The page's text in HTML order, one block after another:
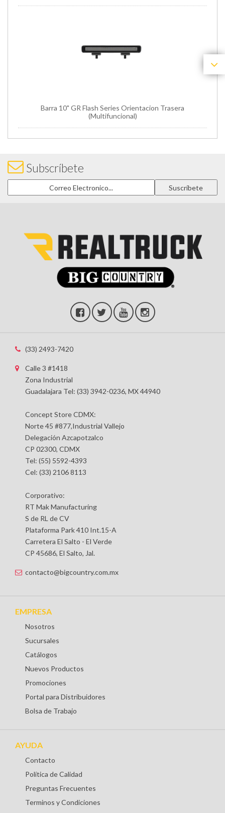
Barra 10" GR Flash Series Orientacion Trasera
(Multifuncional)
Subscríbete
(33) 2493-7420
Calle 3 #1418
Zona Industrial
Guadalajara Tel: (33) 3942-0236, MX 44940
Concept Store CDMX:
Norte 45 #877,Industrial Vallejo
Delegación Azcapotzalco
CP 02300, CDMX
Tel: (55) 5592-4393
Cel: (33) 2106 8113
Corporativo:
RT Mak Manufacturing
S de RL de CV
Plataforma Park 410 Int.15-A
Carretera El Salto - El Verde
CP 45686, El Salto, Jal.
contacto@bigcountry.com.mx
EMPRESA
Nosotros
Sucursales
Catálogos
Nuevos Productos
Promociones
Portal para Distribuidores
Bolsa de Trabajo
AYUDA
Contacto
Política de Calidad
Preguntas Frecuentes
Terminos y Condiciones